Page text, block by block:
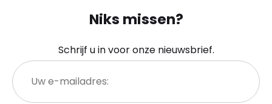
Niks missen?
Schrijf u in voor onze nieuwsbrief.
Uw
e-
mailadres: